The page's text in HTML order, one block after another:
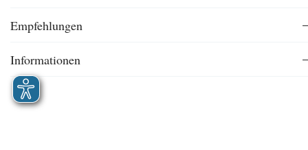
Empfehlungen
Informationen